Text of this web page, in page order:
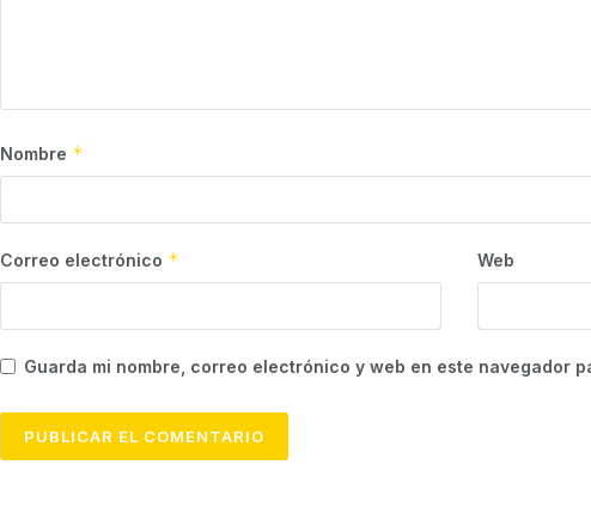
Nombre *
Correo electrónico * Web
Guarda mi nombre, correo electrónico y web en este navegador